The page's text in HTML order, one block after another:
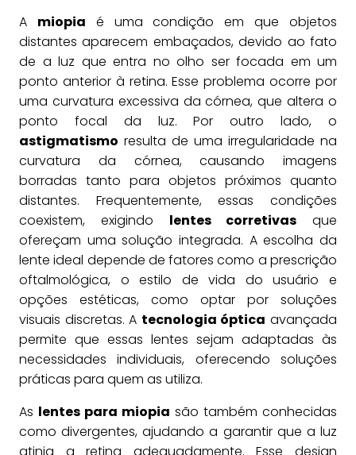
A miopia é uma condição em que objetos
distantes aparecem embaçados, devido ao fato
de a luz que entra no olho ser focada em um
ponto anterior à retina. Esse problema ocorre por
uma curvatura excessiva da córnea, que altera o
ponto focal da luz. Por outro lado, o
astigmatismo resulta de uma irregularidade na
curvatura da córnea, causando imagens
borradas tanto para objetos próximos quanto
distantes. Frequentemente, essas condições
coexistem, exigindo lentes corretivas que
ofereçam uma solução integrada. A escolha da
lente ideal depende de fatores como a prescrição
oftalmológica, o estilo de vida do usuário e
opções estéticas, como optar por soluções
visuais discretas. A tecnologia óptica avançada
permite que essas lentes sejam adaptadas às
necessidades individuais, oferecendo soluções
práticas para quem as utiliza.
As lentes para miopia são também conhecidas
como divergentes, ajudando a garantir que a luz